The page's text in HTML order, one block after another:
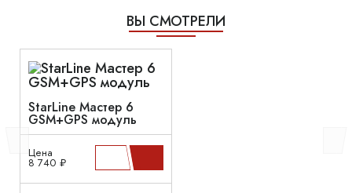
ВЫ СМОТРЕЛИ
StarLine Мастер 6
GSM+GPS модуль
Цена
8 740 ₽